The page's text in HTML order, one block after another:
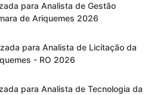
para Analista de Gestão
de Ariquemes 2026
para Analista de Licitação da
- RO 2026
para Analista de Tecnologia da